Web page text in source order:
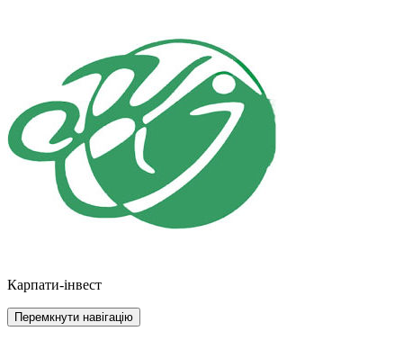
Карпати-інвест
Перемкнути навігацію